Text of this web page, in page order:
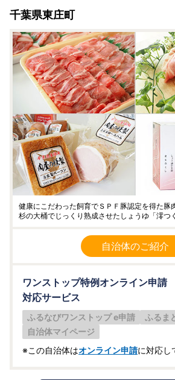
千葉県東庄町
健康にこだわった飼育でＳＰＦ豚認定を得た豚
杉の大桶でじっくり熟成させたしょうゆ「澪つ
自治体のご紹介
ワンストップ特例オンライン申請
対応サービス
ふるなびワンストップ e申請
ふるま
自治体マイページ
※この自治体はオンライン申請に対応し